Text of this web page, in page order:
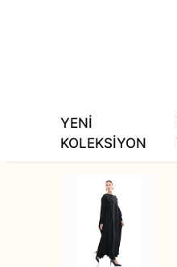
YENİ
KOLEKSİYON